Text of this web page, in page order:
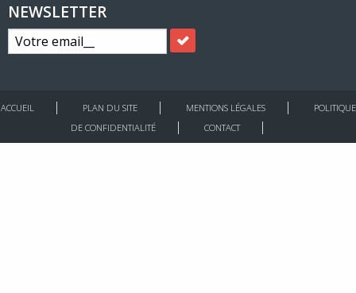
NEWSLETTER
ACCUEIL PLAN DU SITE MENTIONS LÉGALES
POLITIQUE
DE CONFIDENTIALITÉ
CONTACT